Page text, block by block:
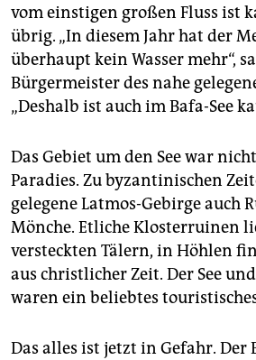
vom einstigen großen Fluss ist
übrig. „In diesem Jahr hat der
überhaupt kein Wasser mehr“,
Bürgermeister des nahe
„Deshalb ist auch im Bafa-See
Das Gebiet um den See war
Paradies. Zu byzantinischen
gelegene Latmos-Gebirge auch
Mönche. Etliche Klosterruinen
versteckten Tälern, in Höhlen
aus christlicher Zeit. Der See
waren ein beliebtes
Das alles ist jetzt in Gefahr. Der